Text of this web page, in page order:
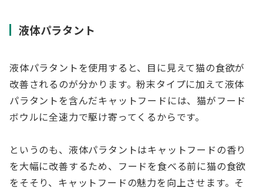
液体パラタント
液体パラタントを使用すると、目に見えて猫の食欲が
改善されるのが分かります。粉末タイプに加えて液体
パラタントを含んだキャットフードには、猫がフード
ボウルに全速力で駆け寄ってくるからです。
というのも、液体パラタントはキャットフードの香り
を大幅に改善するため、フードを食べる前に猫の食欲
をそそり、キャットフードの魅力を向上させます。そ